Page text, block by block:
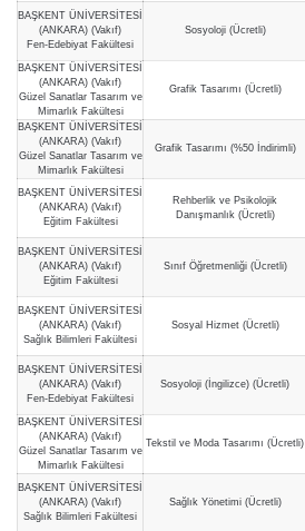
BAŞKENT ÜNİVERSİTESİ
(ANKARA) (Vakıf)
Fen-Edebiyat Fakültesi
Sosyoloji (Ücretli)
BAŞKENT ÜNİVERSİTESİ
(ANKARA) (Vakıf)
Güzel Sanatlar Tasarım ve
Mimarlık Fakültesi
Grafik Tasarımı (Ücretli)
BAŞKENT ÜNİVERSİTESİ
(ANKARA) (Vakıf)
Güzel Sanatlar Tasarım ve
Mimarlık Fakültesi
Grafik Tasarımı (%50 İndirimli)
BAŞKENT ÜNİVERSİTESİ
(ANKARA) (Vakıf)
Eğitim Fakültesi
Rehberlik ve Psikolojik
Danışmanlık (Ücretli)
BAŞKENT ÜNİVERSİTESİ
(ANKARA) (Vakıf)
Eğitim Fakültesi
Sınıf Öğretmenliği (Ücretli)
BAŞKENT ÜNİVERSİTESİ
(ANKARA) (Vakıf)
Sağlık Bilimleri Fakültesi
Sosyal Hizmet (Ücretli)
BAŞKENT ÜNİVERSİTESİ
(ANKARA) (Vakıf)
Fen-Edebiyat Fakültesi
Sosyoloji (İngilizce) (Ücretli)
BAŞKENT ÜNİVERSİTESİ
(ANKARA) (Vakıf)
Güzel Sanatlar Tasarım ve
Mimarlık Fakültesi
Tekstil ve Moda Tasarımı (Ücretli)
BAŞKENT ÜNİVERSİTESİ
(ANKARA) (Vakıf)
Sağlık Bilimleri Fakültesi
Sağlık Yönetimi (Ücretli)